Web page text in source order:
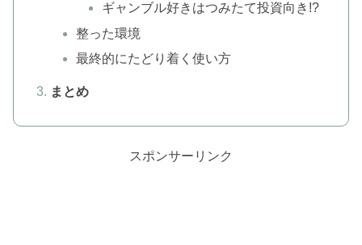
ギャンブル好きはつみたて投資向き!?
整った環境
最終的にたどり着く使い方
まとめ
スポンサーリンク